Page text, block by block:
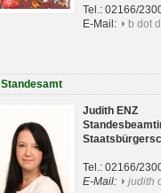
Tel.: 02166/
E-Mail:
b dot
Standesamt
Judith ENZ
Tel.: 02166/
E-Mail:
judith